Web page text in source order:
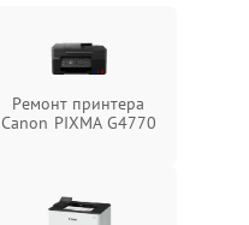
Ремонт принтера
Canon PIXMA G4770